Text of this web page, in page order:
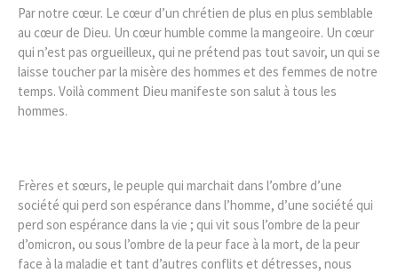
Par notre cœur. Le cœur d’un chrétien de plus en plus semblable
au cœur de Dieu. Un cœur humble comme la mangeoire. Un cœur
qui n’est pas orgueilleux, qui ne prétend pas tout savoir, un qui se
laisse toucher par la misère des hommes et des femmes de notre
temps. Voilà comment Dieu manifeste son salut à tous les
hommes.
Frères et sœurs, le peuple qui marchait dans l’ombre d’une
société qui perd son espérance dans l’homme, d’une société qui
perd son espérance dans la vie ; qui vit sous l’ombre de la peur
d’omicron, ou sous l’ombre de la peur face à la mort, de la peur
face à la maladie et tant d’autres conflits et détresses, nous